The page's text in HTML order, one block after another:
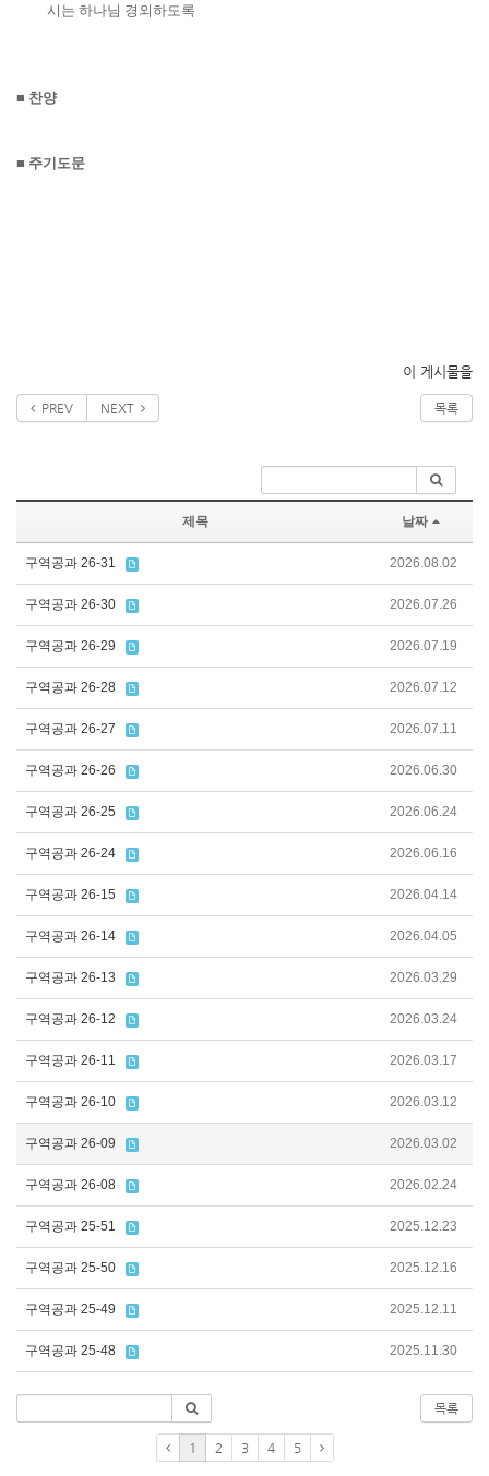
시는 하나님 경외하도록
■ 찬양
■ 주기도문
이 게시물을
PREV NEXT 목록
제목 날짜
구역공과 26-31 2026.08.02
구역공과 26-30 2026.07.26
구역공과 26-29 2026.07.19
구역공과 26-28 2026.07.12
구역공과 26-27 2026.07.11
구역공과 26-26 2026.06.30
구역공과 26-25 2026.06.24
구역공과 26-24 2026.06.16
구역공과 26-15 2026.04.14
구역공과 26-14 2026.04.05
구역공과 26-13 2026.03.29
구역공과 26-12 2026.03.24
구역공과 26-11 2026.03.17
구역공과 26-10 2026.03.12
구역공과 26-09 2026.03.02
구역공과 26-08 2026.02.24
구역공과 25-51 2025.12.23
구역공과 25-50 2025.12.16
구역공과 25-49 2025.12.11
구역공과 25-48 2025.11.30
목록
1 2 3 4 5